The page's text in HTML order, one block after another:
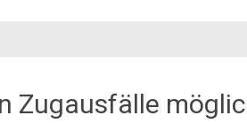
Zugausfälle